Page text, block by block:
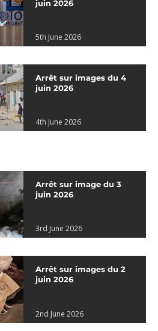
juin 2026
5th June 2026
Arrêt sur images du 4
juin 2026
4th June 2026
Arrêt sur image du 3
juin 2026
3rd June 2026
Arrêt sur images du 2
juin 2026
2nd June 2026